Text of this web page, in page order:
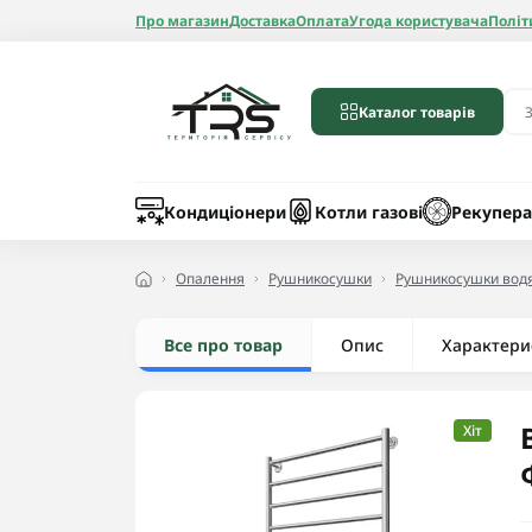
Про магазинДоставкаОплатаУгода користувача
Каталог товарів
Кондиціонери Котли газові
Радіатори
Опалення Рушникосушки Рушникосушки
Все про товар Опис
Хіт